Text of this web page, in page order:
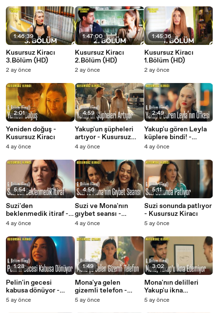
1:46:39
Kusursuz Kiracı
3.Bölüm (HD)
2 ay önce
2:01
Yeniden doğuş -
Kusursuz Kiracı
4 ay önce
5:54
Suzi'den
beklenmedik itiraf -
Kusursuz Kiracı
4 ay önce
1:28
Pelin'in gecesi
kabusa dönüyor -
Kusursuz Kiracı
5 ay önce
1:47:00
Kusursuz Kiracı
2.Bölüm (HD)
2 ay önce
4:59
Yakup'un şüpheleri
artıyor - Kusursuz
Kiracı
4 ay önce
4:56
Suzi ve Mona'nın
gıybet seansı -
Kusursuz Kiracı
4 ay önce
1:49
Mona'ya gelen
gizemli telefon -
Kusursuz Kiracı
5 ay önce
1:45:36
Kusursuz Kiracı
1.Bölüm (HD)
2 ay önce
2:49
Yakup'u gören Leyla
küplere bindi! -
Kusursuz Kiracı
4 ay önce
5:11
Suzi sonunda patlıyor
- Kusursuz Kiracı
5 ay önce
3:02
Mona'nın delilleri
Yakup'u ikna
edemiyor - Kusursuz
5 ay önce